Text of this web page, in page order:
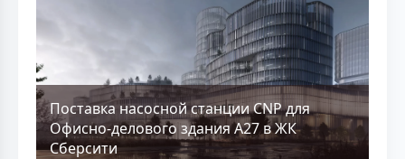
Поставка насосной станции CNP для
Офисно-делового здания А27 в ЖК
Сберсити